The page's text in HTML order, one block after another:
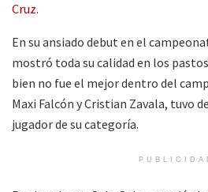
Cruz.
En su ansiado debut en el
mostró toda su calidad en los
bien no fue el mejor dentro del
Maxi Falcón y Cristian Zavala, tuvo
jugador de su categoría.